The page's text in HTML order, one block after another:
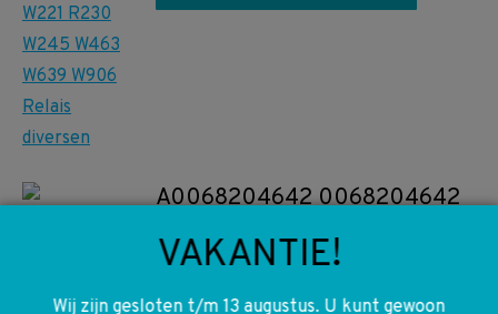
A0068204642 0068204642
0130821941 W639 Vito Viano
Raammotor Links Voor
€30,00
VAKANTIE!
Wij zijn gesloten t/m 13 augustus. U kunt gewoon